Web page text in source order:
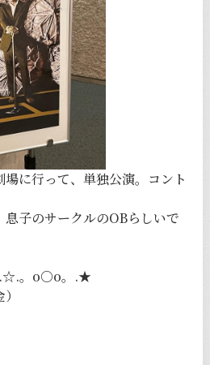
に行って、単独公演。コント
子のサークルのOBらしいで
。o○o。.★